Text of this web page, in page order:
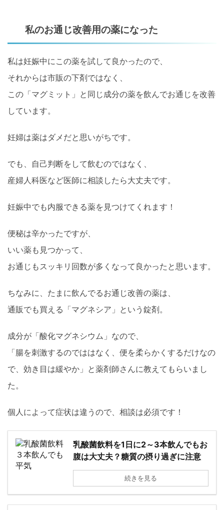
私のお通じ改善用の薬になった
私は妊娠中にこの薬を試して良かったので、
それからは市販の下剤ではなく、
この「マグミット」と同じ成分の薬を飲んでお通じを改善
しています。
妊婦は薬はダメだと思いがちです。
でも、自己判断をして飲むのではなく、
産婦人科医など医師に相談したら大丈夫です。
妊娠中でも内服できる薬を見つけてくれます！
便秘は辛かったですが、
いい薬も見つかって、
お通じもスッキリ回数が多くなって良かったと思います。
ちなみに、たまに飲んでるお通じ改善の薬は、
通販でも買える「マグネシア」という錠剤。
成分が「酸化マグネシウム」なので、
「腸を刺激するのでははなく、便を柔らかくするだけなの
で、効き目は緩やか」と薬剤師さんに教えてもらいまし
た。
個人によって症状は違うので、相談は必須です！
乳酸菌飲料を1日に2～3本飲んでもお
腹は大丈夫？糖質の摂り過ぎに注意
続きを見る